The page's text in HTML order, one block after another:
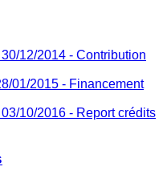
12/2014 - Contribution
01/2015 - Financement
10/2016 - Report crédits